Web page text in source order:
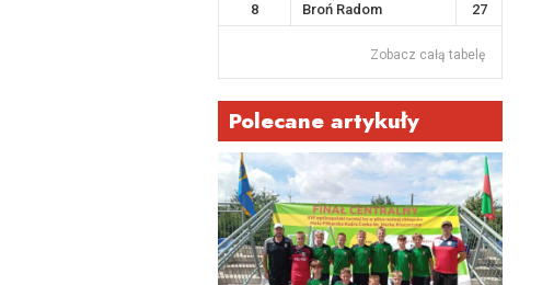
8 Broń Radom 27
Zobacz całą tabelę
Polecane artykuły